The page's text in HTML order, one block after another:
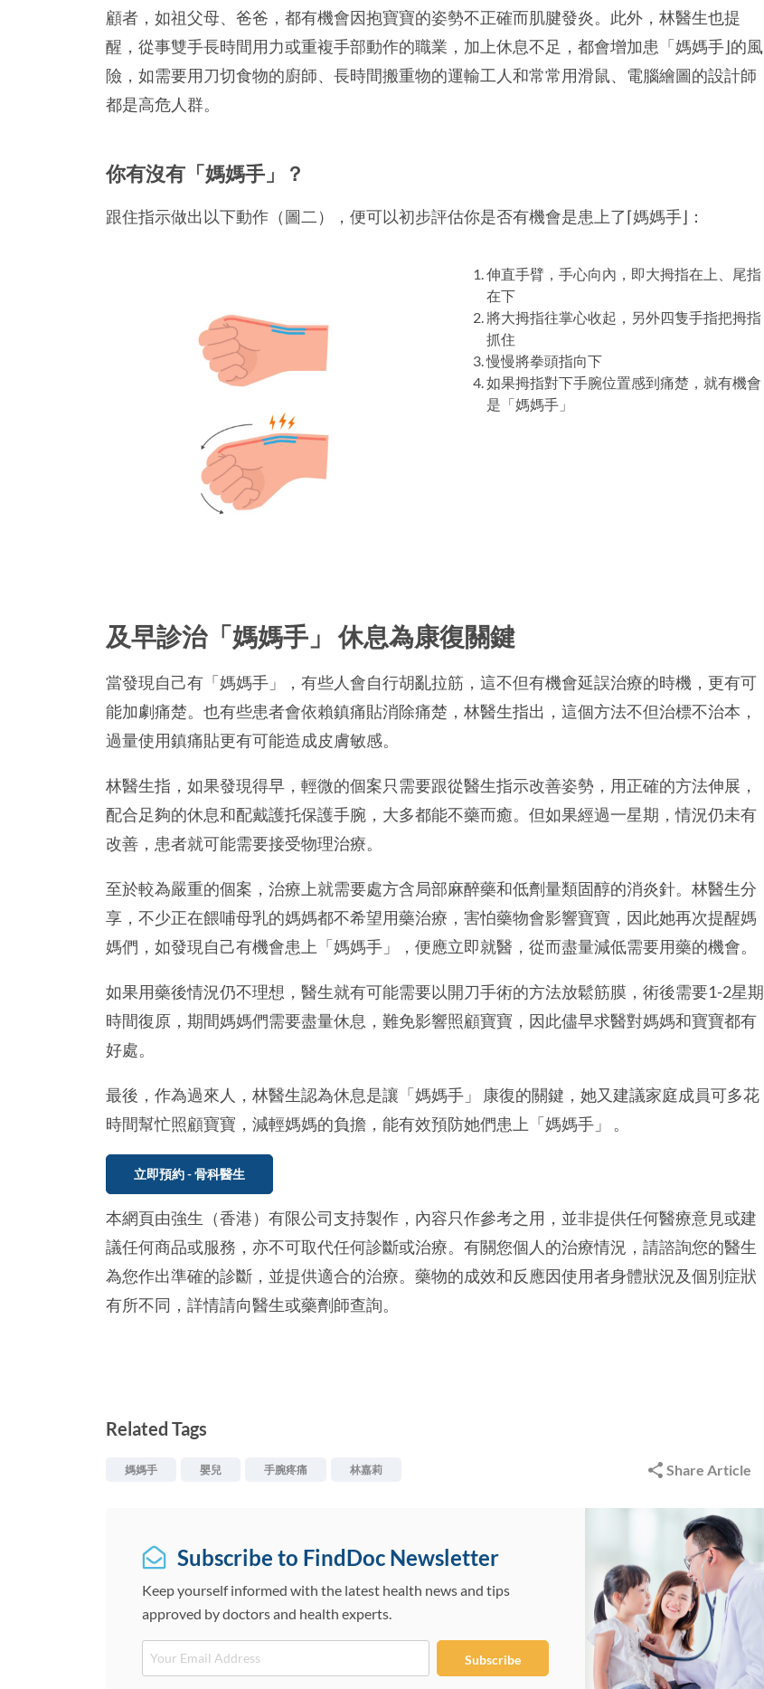
顧者，如祖父母、爸爸，都有機會因抱寶寶的姿勢不正確而肌腱發炎。此外，林醫生也提
醒，從事雙手長時間用力或重複手部動作的職業，加上休息不足，都會增加患「媽媽手⌋的風
險，如需要用刀切食物的廚師、長時間搬重物的運輸工人和常常用滑鼠、電腦繪圖的設計師
都是高危人群。
你有沒有「媽媽手」？
跟住指示做出以下動作（圖二），便可以初步評估你是否有機會是患上了⌈媽媽手⌋：
伸直手臂，手心向內，即大拇指在上、尾指
在下
將大拇指往掌心收起，另外四隻手指把拇指
抓住
慢慢將拳頭指向下
如果拇指對下手腕位置感到痛楚，就有機會
是「媽媽手」
及早診治「媽媽手」 休息為康復關鍵
當發現自己有「媽媽手」，有些人會自行胡亂拉筋，這不但有機會延誤治療的時機，更有可
能加劇痛楚。也有些患者會依賴鎮痛貼消除痛楚，林醫生指出，這個方法不但治標不治本，
過量使用鎮痛貼更有可能造成皮膚敏感。
林醫生指，如果發現得早，輕微的個案只需要跟從醫生指示改善姿勢，用正確的方法伸展，
配合足夠的休息和配戴護托保護手腕，大多都能不藥而癒。但如果經過一星期，情況仍未有
改善，患者就可能需要接受物理治療。
至於較為嚴重的個案，治療上就需要處方含局部麻醉藥和低劑量類固醇的消炎針。林醫生分
享，不少正在餵哺母乳的媽媽都不希望用藥治療，害怕藥物會影響寶寶，因此她再次提醒媽
媽們，如發現自己有機會患上「媽媽手」，便應立即就醫，從而盡量減低需要用藥的機會。
如果用藥後情況仍不理想，醫生就有可能需要以開刀手術的方法放鬆筋膜，術後需要1-2星期
時間復原，期間媽媽們需要盡量休息，難免影響照顧寶寶，因此儘早求醫對媽媽和寶寶都有
好處。
最後，作為過來人，林醫生認為休息是讓「媽媽手」 康復的關鍵，她又建議家庭成員可多花
時間幫忙照顧寶寶，減輕媽媽的負擔，能有效預防她們患上「媽媽手」 。
立即預約 - 骨科醫生
本網頁由強生（香港）有限公司支持製作，內容只作參考之用，並非提供任何醫療意見或建
議任何商品或服務，亦不可取代任何診斷或治療。有關您個人的治療情況，請諮詢您的醫生
為您作出準確的診斷，並提供適合的治療。藥物的成效和反應因使用者身體狀況及個別症狀
有所不同，詳情請向醫生或藥劑師查詢。
Related Tags
媽媽手 嬰兒 手腕疼痛 林嘉莉 Share Article
Subscribe to FindDoc Newsletter
Keep yourself informed with the latest health news and tips
approved by doctors and health experts.
Subscribe